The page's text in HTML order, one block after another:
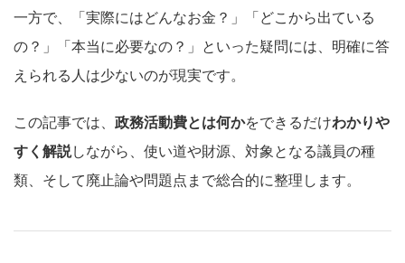
一方で、「実際にはどんなお金？」「どこから出ている
の？」「本当に必要なの？」といった疑問には、明確に答
えられる人は少ないのが現実です。
この記事では、 政務活動費とは何かをできるだけわかりや
すく解説しながら、使い道や財源、対象となる議員の種
類、そして廃止論や問題点まで総合的に整理します。